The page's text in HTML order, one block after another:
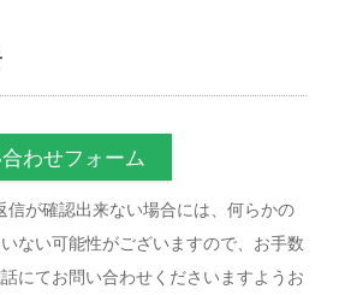
わせフォーム
が確認出来ない場合には、何らかの
ない可能性がございますので、お手数
にてお問い合わせくださいますようお